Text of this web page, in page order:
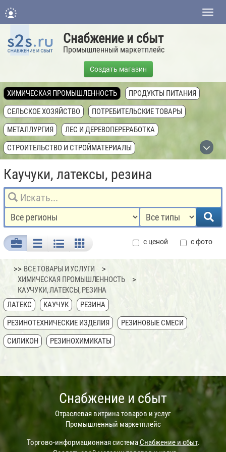
Снабжение и сбыт
Промышленный маркетплейс
Создать магазин
ХИМИЧЕСКАЯ ПРОМЫШЛЕННОСТЬ
ПРОДУКТЫ ПИТАНИЯ
СЕЛЬСКОЕ ХОЗЯЙСТВО
ПОТРЕБИТЕЛЬСКИЕ ТОВАРЫ
МЕТАЛЛУРГИЯ
ЛЕС И ДЕРЕВОПЕРЕРАБОТКА
СТРОИТЕЛЬСТВО И СТРОЙМАТЕРИАЛЫ
ТЕХНИКА, ОБОРУДОВАНИЕ, КОМПЛЕКТУЮЩИЕ
НЕДВИЖИМОСТЬ И ЗЕМЛЯ
Каучуки, латексы, резина
с ценой с фото
>>ВСЕ ТОВАРЫ И УСЛУГИ
ХИМИЧЕСКАЯ ПРОМЫШЛЕННОСТЬ
КАУЧУКИ, ЛАТЕКСЫ, РЕЗИНА
ЛАТЕКС
КАУЧУК
РЕЗИНА
РЕЗИНОТЕХНИЧЕСКИЕ ИЗДЕЛИЯ
РЕЗИНОВЫЕ СМЕСИ
СИЛИКОН
РЕЗИНОХИМИКАТЫ
Снабжение и сбыт
Отраслевая витрина товаров и услуг
Промышленный маркетплейс
Торгово-информационная система Снабжение и сбыт.